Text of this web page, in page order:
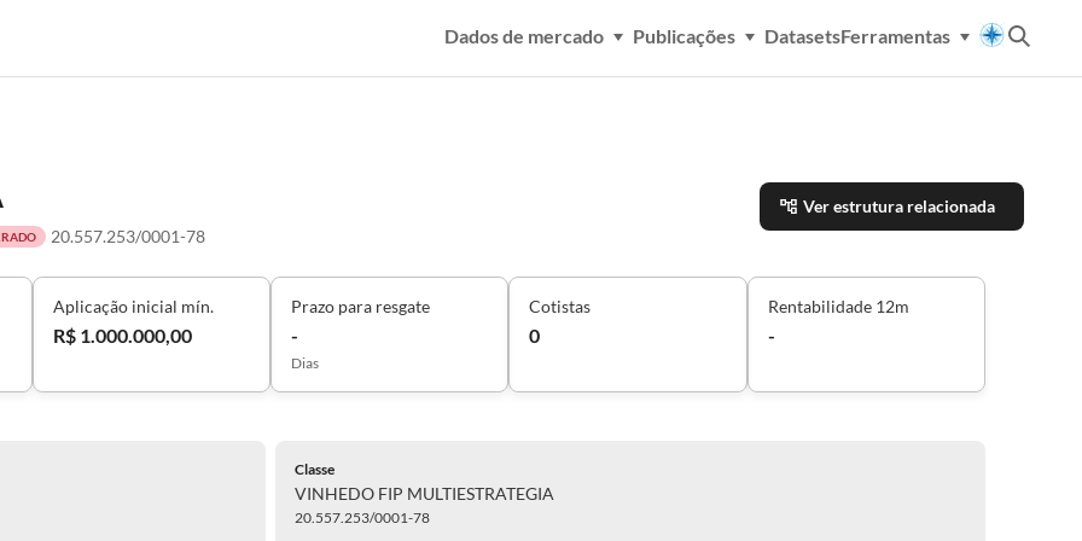
Dados de mercado Publicações DatasetsFerramentas
20.557.253/0001-78
Ver estrutura relacionada
Aplicação inicial mín.
R$ 1.000.000,00
Prazo para resgate
-
Dias
Cotistas
0
Rentabilidade 12m
-
Classe
VINHEDO FIP MULTIESTRATEGIA
20.557.253/0001-78